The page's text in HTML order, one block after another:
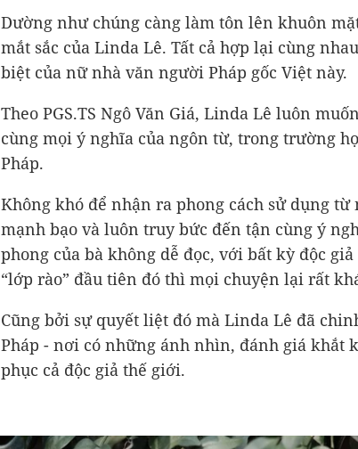
Dường như chúng càng làm tôn lên khuôn
mắt sắc của Linda Lê. Tất cả hợp lại cùng
biệt của nữ nhà văn người Pháp gốc Việt này.
Theo PGS.TS Ngô Văn Giá, Linda Lê luôn
cùng mọi ý nghĩa của ngôn từ, trong trường
Pháp.
Không khó để nhận ra phong cách sử dụng
mạnh bạo và luôn truy bức đến tận cùng ý
phong của bà không dễ đọc, với bất kỳ độc
“lớp rào” đầu tiên đó thì mọi chuyện lại rất
Cũng bởi sự quyết liệt đó mà Linda Lê đã
Pháp - nơi có những ánh nhìn, đánh giá khắt
phục cả độc giả thế giới.